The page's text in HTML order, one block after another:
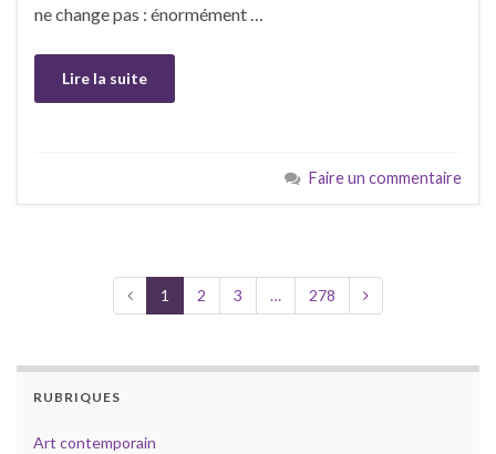
ne change pas : énormément …
Lire la suite
Faire un commentaire
1 2 3 … 278
RUBRIQUES
Art contemporain